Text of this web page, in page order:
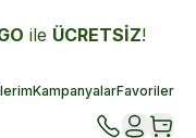
ile ÜCRETSİZ!
KampanyalarFavoriler